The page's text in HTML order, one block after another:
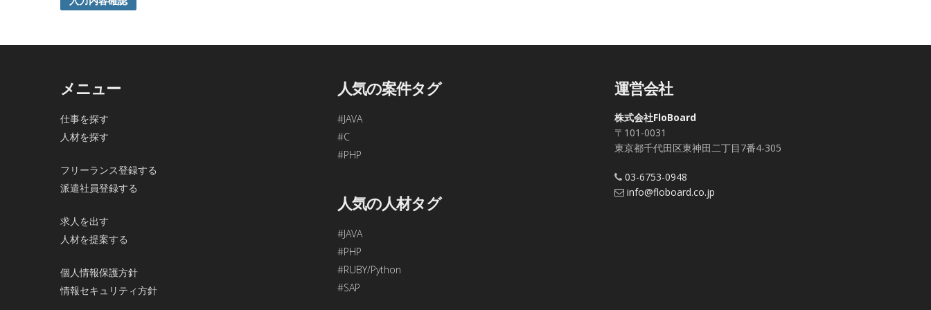
ご本人の同意がある場合または法令に基づく場合を除き、今回ご入力頂く個人情報は第三者に提供しません。
ご自身の個人情報の開示等（利用目的の通知、開示、内容の訂正・追加・削除、利用の停止または消去、第三者への提供
なお、個人情報に関する弊社問合わせ先は、次の通りです。
〒101-0031 東京都千代田区東神田二丁目7番4-305
メールアドレス: info@floboard.co.jp TEL: 03-6753-0948
（受付時間 9:00～18:00 ※土・日曜日、祝日、年末年始、ゴールデンウィークを除く)
6. 個人情報における任意性について
個人情報のご提供は、ご本人の任意です。ただし、必須項目をご入力頂けない場合は本フォームをご利用頂けませんの
メニュー
仕事を探す
人材を探す
フリーランス登録する
派遣社員登録する
求人を出す
人材を提案する
個人情報保護方針
情報セキュリティ方針
人気の案件タグ
#JAVA
#C
#PHP
人気の人材タグ
#JAVA
#PHP
#RUBY/Python
#SAP
運営会社
株式会社FloBoard
〒101-0031
東京都千代田区東神田二丁目7番4-305
03-6753-0948
info@floboard.co.jp